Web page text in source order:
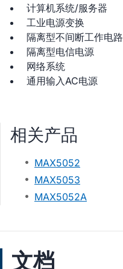
计算机系统/服务器
工业电源变换
隔离型不间断工作电路
隔离型电信电源
网络系统
通用输入AC电源
相关产品
MAX5052
MAX5053
MAX5052A
文档